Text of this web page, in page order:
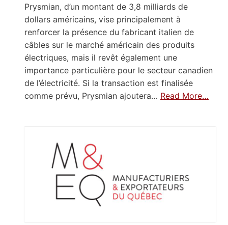
Prysmian, d’un montant de 3,8 milliards de
dollars américains, vise principalement à
renforcer la présence du fabricant italien de
câbles sur le marché américain des produits
électriques, mais il revêt également une
importance particulière pour le secteur canadien
de l’électricité. Si la transaction est finalisée
comme prévu, Prysmian ajoutera… Read More…